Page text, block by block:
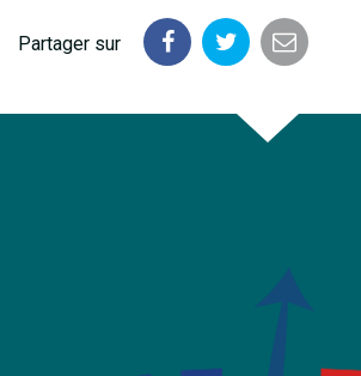
Partager sur
Partager
Facebook
Partager
Twitter
Partager
email